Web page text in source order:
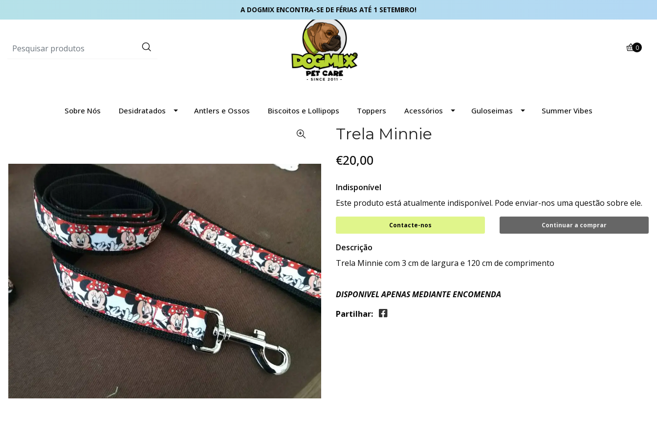
A DOGMIX ENCONTRA-SE DE FÉRIAS ATÉ 1 SETEMBRO!
0
Sobre Nós Desidratados Antlers e Ossos Biscoitos e Lollipops Toppers Acessórios Guloseimas Summer Vibes
Trela Minnie
€20,00
Indisponível
Este produto está atualmente indisponível. Pode enviar-nos uma questão sobre ele.
Contacte-nos Continuar a comprar
Descrição
Trela Minnie com 3 cm de largura e 120 cm de comprimento
DISPONIVEL APENAS MEDIANTE ENCOMENDA
Partilhar: